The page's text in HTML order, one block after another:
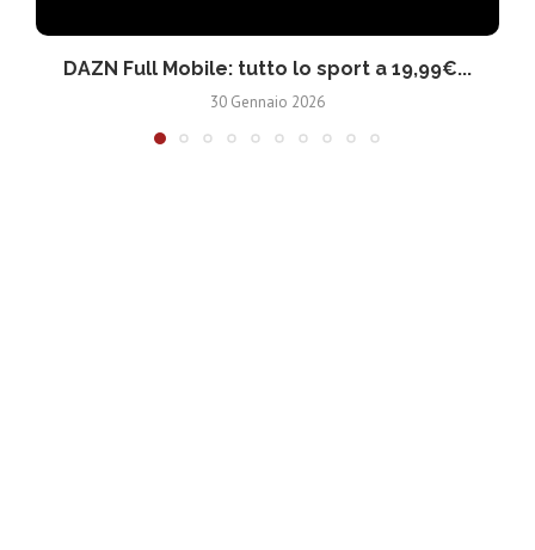
DAZN Full Mobile: tutto lo sport a 19,99€...
30 Gennaio 2026